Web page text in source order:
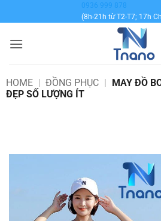
qua
dung
0936 999 878
(8h-21h từ T2-T7; 17h
HOME | ĐỒNG PHỤC | MAY ĐỒ
ĐẸP SỐ LƯỢNG ÍT